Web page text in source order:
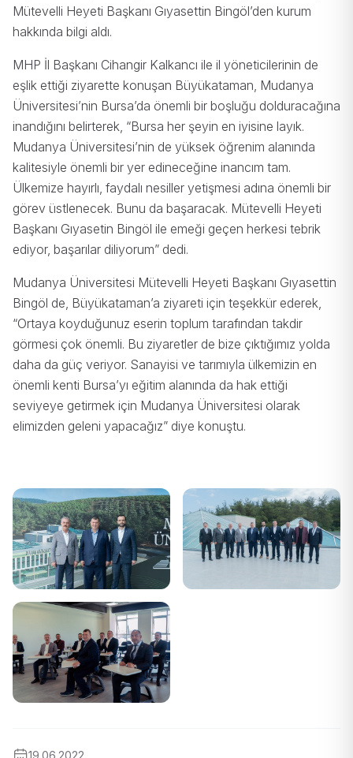
Mütevelli Heyeti Başkanı Gıyasettin Bingöl’den kurum
hakkında bilgi aldı.
MHP İl Başkanı Cihangir Kalkancı ile il yöneticilerinin de
eşlik ettiği ziyarette konuşan Büyükataman, Mudanya
Üniversitesi’nin Bursa’da önemli bir boşluğu dolduracağına
inandığını belirterek, “Bursa her şeyin en iyisine layık.
Mudanya Üniversitesi’nin de yüksek öğrenim alanında
kalitesiyle önemli bir yer edineceğine inancım tam.
Ülkemize hayırlı, faydalı nesiller yetişmesi adına önemli bir
görev üstlenecek. Bunu da başaracak. Mütevelli Heyeti
Başkanı Gıyasetin Bingöl ile emeği geçen herkesi tebrik
ediyor, başarılar diliyorum” dedi.
Mudanya Üniversitesi Mütevelli Heyeti Başkanı Gıyasettin
Bingöl de, Büyükataman’a ziyareti için teşekkür ederek,
“Ortaya koyduğunuz eserin toplum tarafından takdir
görmesi çok önemli. Bu ziyaretler de bize çıktığımız yolda
daha da güç veriyor. Sanayisi ve tarımıyla ülkemizin en
önemli kenti Bursa’yı eğitim alanında da hak ettiği
seviyeye getirmek için Mudanya Üniversitesi olarak
elimizden geleni yapacağız” diye konuştu.